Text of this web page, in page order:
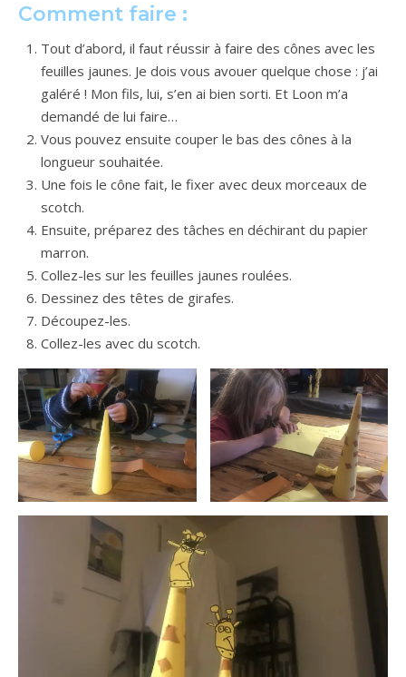
Comment faire :
Tout d’abord, il faut réussir à faire des cônes avec les
feuilles jaunes. Je dois vous avouer quelque chose : j’ai
galéré ! Mon fils, lui, s’en ai bien sorti. Et Loon m’a
demandé de lui faire…
Vous pouvez ensuite couper le bas des cônes à la
longueur souhaitée.
Une fois le cône fait, le fixer avec deux morceaux de
scotch.
Ensuite, préparez des tâches en déchirant du papier
marron.
Collez-les sur les feuilles jaunes roulées.
Dessinez des têtes de girafes.
Découpez-les.
Collez-les avec du scotch.